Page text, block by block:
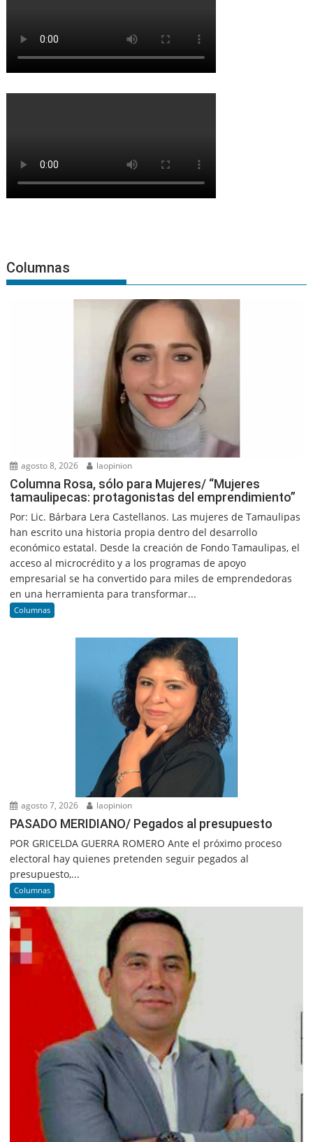
Columnas
agosto 8, 2026 laopinion
Columna Rosa, sólo para Mujeres/ “Mujeres
tamaulipecas: protagonistas del emprendimiento”
Por: Lic. Bárbara Lera Castellanos. Las mujeres de Tamaulipas
han escrito una historia propia dentro del desarrollo
económico estatal. Desde la creación de Fondo Tamaulipas, el
acceso al microcrédito y a los programas de apoyo
empresarial se ha convertido para miles de emprendedoras
en una herramienta para transformar...
Columnas
agosto 7, 2026 laopinion
PASADO MERIDIANO/ Pegados al presupuesto
POR GRICELDA GUERRA ROMERO Ante el próximo proceso
electoral hay quienes pretenden seguir pegados al
presupuesto,...
Columnas